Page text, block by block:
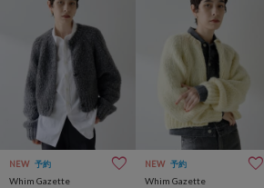
NEW 予約
Whim Gazette
NEW 予約
Whim Gazette